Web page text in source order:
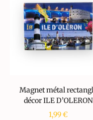
Magnet métal
décor ILE D’OLERON
1,99€